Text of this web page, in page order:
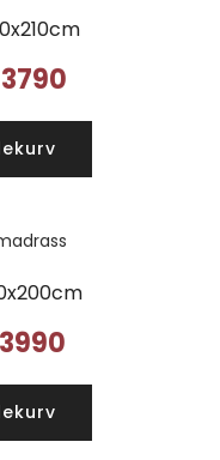
3790Nåværende
kr3790.
3990
kr3990.